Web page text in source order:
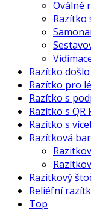
Oválné
Razítko
Razítko
Razítko pro
Razítko s
Razítko s QR
Razítko s
Razítková
Razítkový
Reliéfní
Top